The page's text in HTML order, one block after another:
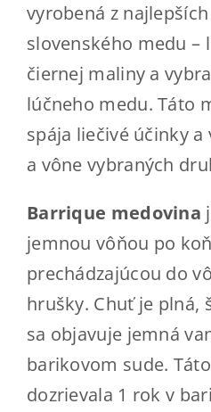
vyrobená z
slovenského medu –
čiernej maliny a
lúčneho medu. Táto
spája liečivé účinky
a vône vybraných
Barrique medovina
jemnou vôňou po
prechádzajúcou do
hrušky. Chuť je plná,
sa objavuje jemná
barikovom sude.
dozrievala 1 rok v